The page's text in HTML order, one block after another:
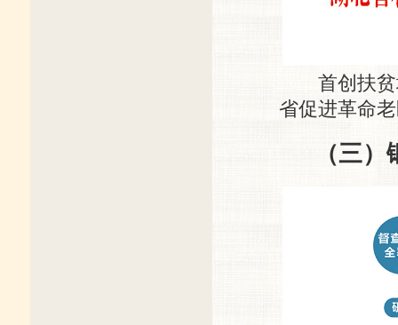
首创扶贫
省促进革命
（三